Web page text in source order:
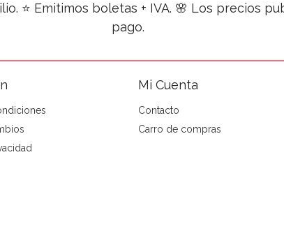
⭐ Emitimos boletas + IVA. 🌸 Los precios
pago.
Mi Cuenta
Contacto
Carro de compras